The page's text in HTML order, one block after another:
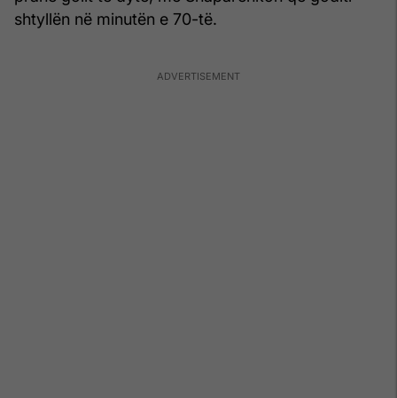
shtyllën në minutën e 70-të.